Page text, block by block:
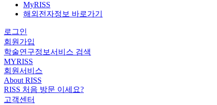
MyRISS
해외전자정보 바로가기
로그인
회원가입
학술연구정보서비스 검색
MYRISS
회원서비스
About RISS
RISS 처음 방문 이세요?
고객센터